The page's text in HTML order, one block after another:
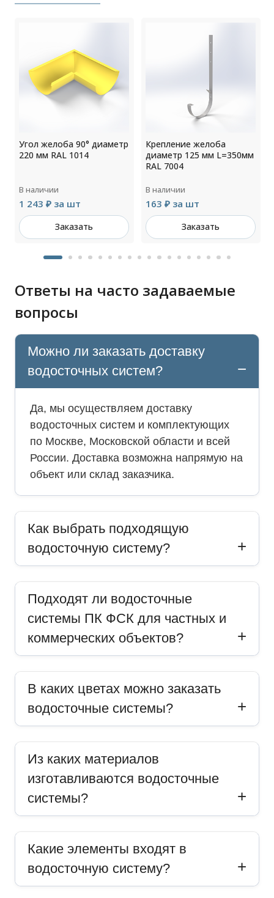
Угол желоба 90° диаметр
220 мм RAL 1014
В наличии
1 243 ₽ за шт
Заказать
Крепление желоба
диаметр 125 мм L=350мм
RAL 7004
В наличии
163 ₽ за шт
Заказать
Ответы на часто задаваемые
вопросы
Можно ли заказать доставку
водосточных систем?
Да, мы осуществляем доставку
водосточных систем и комплектующих
по Москве, Московской области и всей
России. Доставка возможна напрямую на
объект или склад заказчика.
Как выбрать подходящую
водосточную систему?
Подходят ли водосточные
системы ПК ФСК для частных и
коммерческих объектов?
В каких цветах можно заказать
водосточные системы?
Из каких материалов
изготавливаются водосточные
системы?
Какие элементы входят в
водосточную систему?